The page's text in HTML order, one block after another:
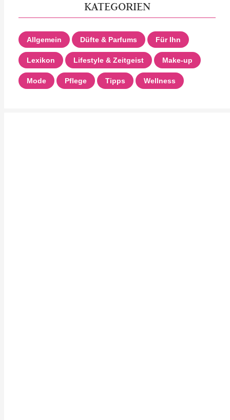
KATEGORIEN
Allgemein Düfte & Parfums Für Ihn
Lexikon Lifestyle & Zeitgeist Make-up
Mode Pflege Tipps Wellness